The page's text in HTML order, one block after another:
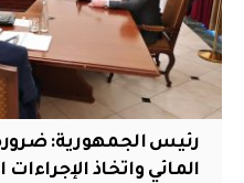
رئيس الجمهورية:
المائي واتخاذ